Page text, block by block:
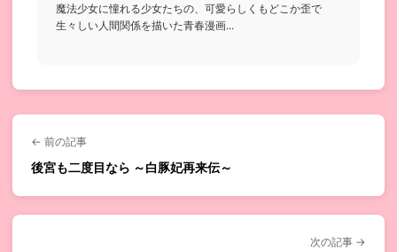
魔法少女に憧れる少女たちの、可愛らしくもどこか歪で
生々しい人間関係を描いた青春漫画...
← 前の記事
後宮も二度目なら ～白豚妃再来伝～
次の記事 →